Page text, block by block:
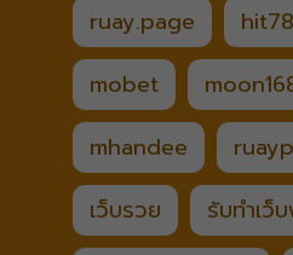
ruay.page
mobet
mhandee
เว็บรวย
รับทำเว็